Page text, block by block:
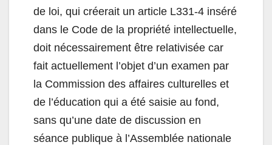
de loi, qui créerait un article L331-4 inséré
dans le Code de la propriété intellectuelle,
doit nécessairement être relativisée car
fait actuellement l’objet d’un examen par
la Commission des affaires culturelles et
de l’éducation qui a été saisie au fond,
sans qu’une date de discussion en
séance publique à l’Assemblée nationale